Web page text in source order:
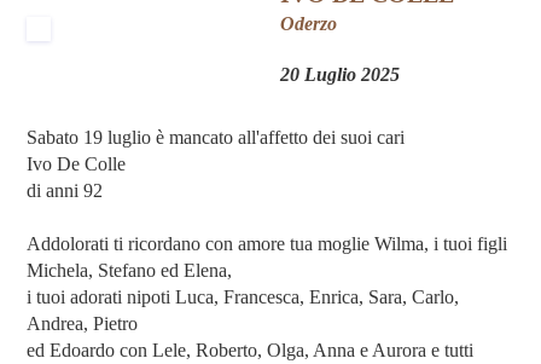
Oderzo
20 Luglio 2025
Sabato 19 luglio è mancato all'affetto dei suoi cari
Ivo De Colle
di anni 92
Addolorati ti ricordano con amore tua moglie Wilma, i tuoi figli
Michela, Stefano ed Elena,
i tuoi adorati nipoti Luca, Francesca, Enrica, Sara, Carlo,
Andrea, Pietro
ed Edoardo con Lele, Roberto, Olga, Anna e Aurora e tutti